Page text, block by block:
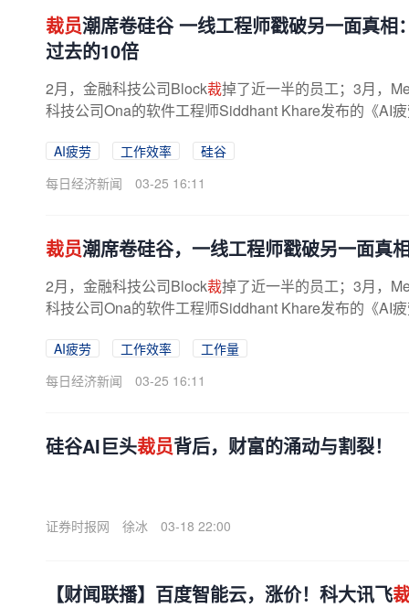
裁员潮席卷硅谷 一线工程师戳破另一面真
过去的10倍
2月，金融科技公司Block裁掉了近一半的员工；3月，
科技公司Ona的软件工程师Siddhant Khare发布的《AI
AI疲劳 工作效率
硅谷
每日经济新闻
03-25 16:11
裁员潮席卷硅谷，一线工程师戳破另一面真
2月，金融科技公司Block裁掉了近一半的员工；3月，
科技公司Ona的软件工程师Siddhant Khare发布的《AI
AI疲劳 工作效率
工作量
每日经济新闻
03-25 16:11
硅谷AI巨头裁员背后，财富的涌动与割裂！
证券时报网 徐冰 03-18 22:00
【财闻联播】百度智能云，涨价！科大讯飞